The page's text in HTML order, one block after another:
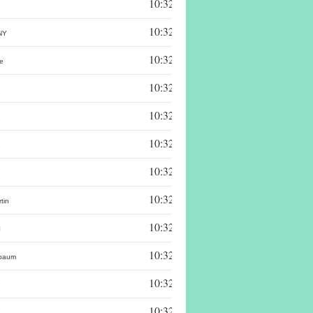
10:32:47,75
10:32:48,10
10:32:48,15
10:32:49,34
10:32:51,03
10:32:51,32
10:32:52,06
10:32:52,11
10:32:52,13
10:32:52,21
10:32:52,51